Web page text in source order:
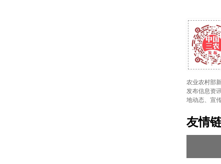
农业农村部
发布信息资
地动态、宣
友情